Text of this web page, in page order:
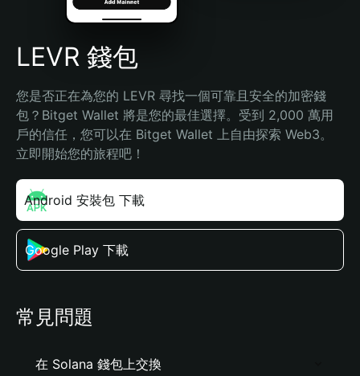
Español (Argentina)
LEVR 錢包
您是否正在為您的 LEVR 尋找一個可靠且安全的加密錢
包？Bitget Wallet 將是您的最佳選擇。受到 2,000 萬用
戶的信任，您可以在 Bitget Wallet 上自由探索 Web3。
立即開始您的旅程吧！
Android 安裝包 下載
Google Play 下載
常見問題
在 Solana 錢包上交換